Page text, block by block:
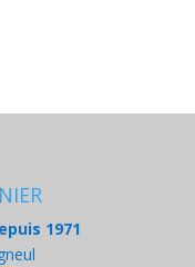
1971